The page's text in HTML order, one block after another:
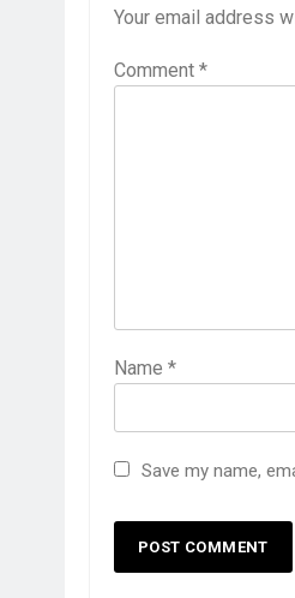
Your email address
Comment *
Name *
Save my name,